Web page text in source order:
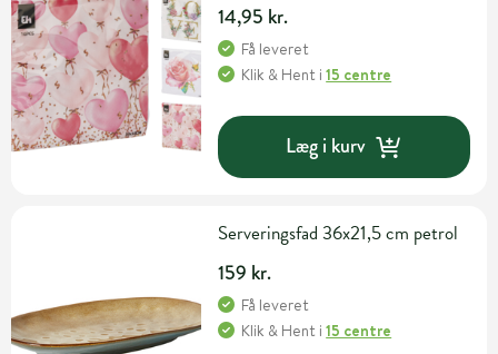
14,95 kr.
Få leveret
Klik & Hent i15 centre
Læg i kurv
Serveringsfad 36x21,5 cm petrol
159 kr.
Få leveret
Klik & Hent i15 centre